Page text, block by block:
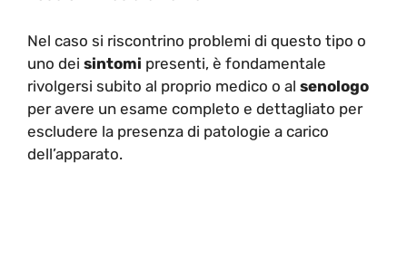
Nel caso si riscontrino problemi di questo tipo o
uno dei sintomi presenti, è fondamentale
rivolgersi subito al proprio medico o al senologo
per avere un esame completo e dettagliato per
escludere la presenza di patologie a carico
dell’apparato.